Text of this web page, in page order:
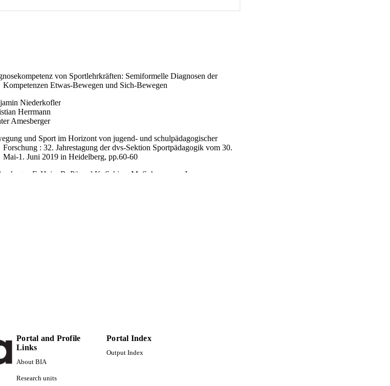
von Sportlehrkräften: Semiformelle Diagnosen der
Kompetenzen Etwas-Bewegen und Sich-Bewegen
Niederkofler
Herrmann
Amesberger
und Sport im Horizont von jugend- und schulpädagogischer
Forschung : 32. Jahrestagung der dvs-Sektion Sportpädagogik vom 30.
Mai-1. Juni 2019 in Heidelberg, pp.60-60
F, Heim R, Pöppel K, Schierz M, Sohnsmeyer J
991006467098401241
of Education
Portal and Profile
Links
About BIA
Research units
Portal Index
Output Index